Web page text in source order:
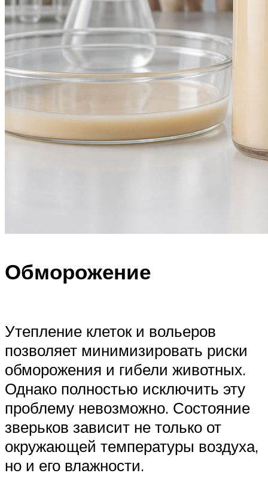
Обморожение
Утепление клеток и вольеров
позволяет минимизировать риски
обморожения и гибели животных.
Однако полностью исключить эту
проблему невозможно. Состояние
зверьков зависит не только от
окружающей температуры воздуха,
но и его влажности.